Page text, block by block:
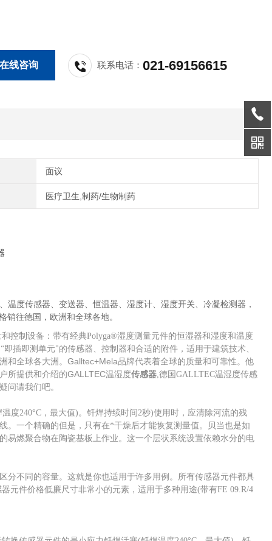
在线咨询 联系电话：021-69156615
面议
医疗卫生,制药/生物制药
温度传感器、变送器、恒温器、湿度计、湿度开关、冷凝检测器，
销往德国，欧洲和全球各地。
控制设备：带有经典Polyga®湿度测量元件的恒湿器和湿度和温度
插即测单元"的传感器、控制器和合适的附件，适用于建筑技术、
和全球各大洲。Galltec+Mela品牌代表着全球的质量和可靠性。他
所提供和介绍的GALLTEC温湿度传感器,德国GALLTEC温湿度传感
问请我们吧。
度240°C，最大值)。钎焊持续时间2秒)使用时，应清除河流的残
。一个精确的但是，只有在*干燥后才能恢复测量值。贝当也是如
易燃聚合物在陶瓷基板上作业。这一个层状系统设置依赖水分的电
分不同的容量。这就是你也适用于许多用例。所有传感器元件都具
元件价格低廉尺寸非常小的元素，适用于多种用途(带有FE 09.R/4